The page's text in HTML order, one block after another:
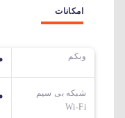
امکانات
وبکم
شبکه بی سیم
Wi-Fi